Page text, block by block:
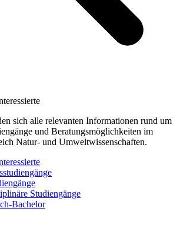
sich alle relevanten Infor­mationen rund um
und Beratungsmöglichkeiten im
Natur- und Umweltwissenschaften.
Studiengänge
Bachelor